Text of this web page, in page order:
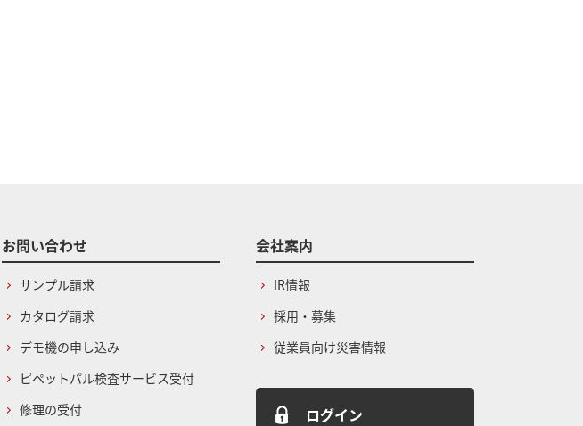
お問い合わせ
サンプル請求
カタログ請求
デモ機の申し込み
ピペットパル検査サービス受付
修理の受付
会社案内
IR情報
採用・募集
従業員向け災害情報
ログイン